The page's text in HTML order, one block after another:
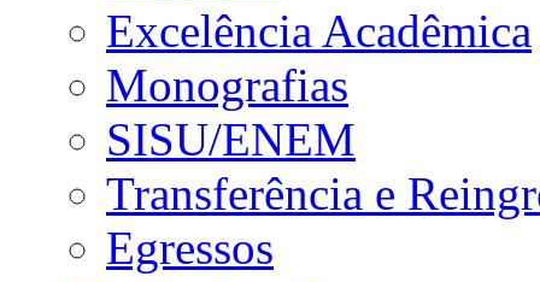
Excelência Acadêmica
Monografias
SISU/ENEM
Transferência e
Egressos